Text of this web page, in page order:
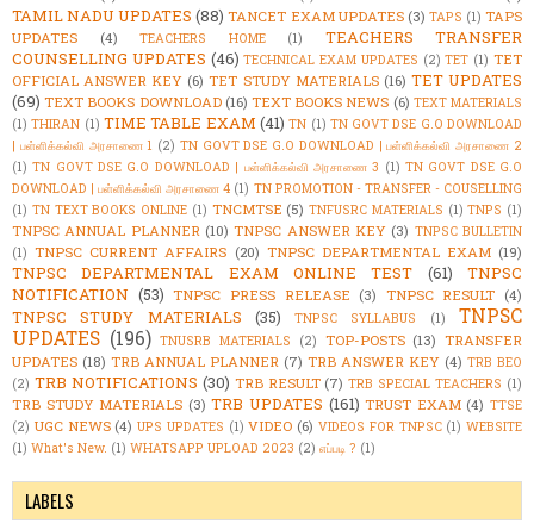
TAMIL NADU UPDATES (88) TANCET EXAM UPDATES (3) TAPS (1) TAPS
UPDATES
(4) TEACHERS HOME (1)
TEACHERS TRANSFER
COUNSELLING UPDATES (46) TECHNICAL EXAM UPDATES (2) TET (1) TET
OFFICIAL ANSWER KEY (6) TET STUDY MATERIALS (16) TET UPDATES
(69) TEXT BOOKS DOWNLOAD (16) TEXT BOOKS NEWS (6) TEXT MATERIALS
(1) THIRAN (1) TIME TABLE EXAM (41) TN (1) TN GOVT DSE G.O DOWNLOAD
| பள்ளிக்கல்வி அரசாணை 1 (2) TN GOVT DSE G.O DOWNLOAD | பள்ளிக்கல்வி அரசாணை 2
(1) TN GOVT DSE G.O DOWNLOAD | பள்ளிக்கல்வி அரசாணை 3 (1) TN GOVT DSE G.O
DOWNLOAD | பள்ளிக்கல்வி அரசாணை 4 (1) TN PROMOTION - TRANSFER - COUSELLING
(1) TN TEXT BOOKS ONLINE (1) TNCMTSE (5) TNFUSRC MATERIALS (1) TNPS (1)
TNPSC ANNUAL PLANNER (10) TNPSC ANSWER KEY (3) TNPSC BULLETIN
(1) TNPSC CURRENT AFFAIRS (20) TNPSC DEPARTMENTAL EXAM (19)
TNPSC DEPARTMENTAL EXAM ONLINE TEST (61)
TNPSC
NOTIFICATION (53) TNPSC PRESS RELEASE (3) TNPSC RESULT (4)
TNPSC STUDY MATERIALS (35) TNPSC SYLLABUS (1)
TNPSC
UPDATES (196) TNUSRB MATERIALS (2) TOP-POSTS (13) TRANSFER
UPDATES (18) TRB ANNUAL PLANNER (7) TRB ANSWER KEY (4) TRB BEO
(2) TRB NOTIFICATIONS (30) TRB RESULT (7) TRB SPECIAL TEACHERS (1)
TRB STUDY MATERIALS (3) TRB UPDATES (161) TRUST EXAM (4) TTSE
(2) UGC NEWS (4) UPS UPDATES (1) VIDEO (6) VIDEOS FOR TNPSC (1) WEBSITE
(1) What's New. (1) WHATSAPP UPLOAD 2023 (2) எப்படி ? (1)
LABELS